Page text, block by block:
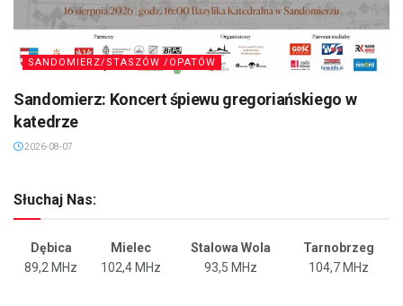
SANDOMIERZ/STASZÓW /OPATÓW
Sandomierz: Koncert śpiewu gregoriańskiego w
katedrze
2026-08-07
Słuchaj Nas:
Dębica Mielec Stalowa Wola
Tarnobrzeg
89,2 MHz
102,4 MHz 93,5 MHz 104,7 MHz